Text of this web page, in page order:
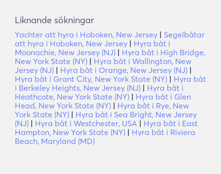
Liknande sökningar
Yachter att hyra i Hoboken, New Jersey | Segelbåtar
att hyra i Hoboken, New Jersey | Hyra båt i
Moonachie, New Jersey (NJ) | Hyra båt i High Bridge,
New York State (NY) | Hyra båt i Wallington, New
Jersey (NJ) | Hyra båt i Orange, New Jersey (NJ) |
Hyra båt i Grant City, New York State (NY) | Hyra båt
i Berkeley Heights, New Jersey (NJ) | Hyra båt i
Heathcote, New York State (NY) | Hyra båt i Glen
Head, New York State (NY) | Hyra båt i Rye, New
York State (NY) | Hyra båt i Sea Bright, New Jersey
(NJ) | Hyra båt i Westchester, USA | Hyra båt i East
Hampton, New York State (NY) | Hyra båt i Riviera
Beach, Maryland (MD)